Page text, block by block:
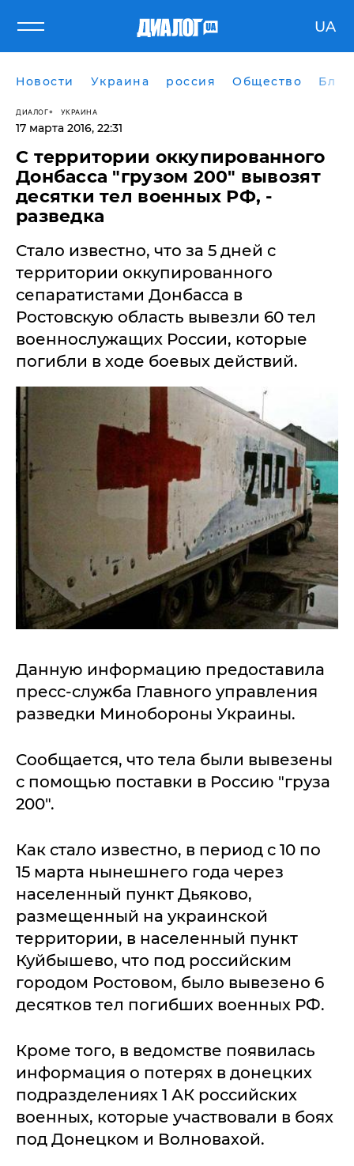
UA
Новости Украина россия Общество
ДИАЛОГ УКРАИНА
17 марта 2016, 22:31
​С территории оккупированного
Донбасса "грузом 200" вывозят
десятки тел военных РФ, -
разведка
Стало известно, что за 5 дней с
территории оккупированного
сепаратистами Донбасса в
Ростовскую область вывезли 60 тел
военнослужащих России, которые
погибли в ходе боевых действий.
Данную информацию предоставила
пресс-служба Главного управления
разведки Минобороны Украины.
Сообщается, что тела были вывезены
с помощью поставки в Россию "груза
200".
Как стало известно, в период с 10 по
15 марта нынешнего года через
населенный пункт Дьяково,
размещенный на украинской
территории, в населенный пункт
Куйбышево, что под российским
городом Ростовом, было вывезено 6
десятков тел погибших военных РФ.
Кроме того, в ведомстве появилась
информация о потерях в донецких
подразделениях 1 АК российских
военных, которые участвовали в боях
под Донецком и Волновахой.